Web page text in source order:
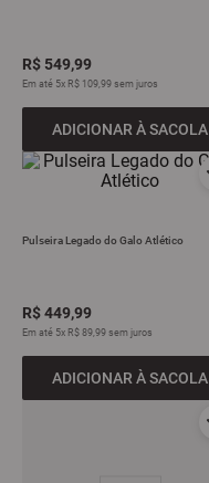
R$ 549,99
Em até 5x R$ 109,99 sem juros
ADICIONAR À SACOLA
Pulseira Legado do Galo Atlético
R$449,99
Em até 5x R$ 89,99 sem juros
ADICIONAR À SACOLA